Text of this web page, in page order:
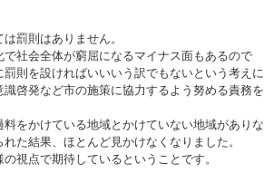
罰則はありません。
で社会全体が窮屈になるマイナス面もあるので
罰則を設ければいいいう訳でもないという考え
識啓発など市の施策に協力するよう努める責務
料をかけている地域とかけていない地域があり
た結果、ほとんど見かけなくなりました。
視点で期待しているということです。